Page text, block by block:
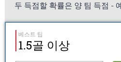
두 득점할 확률은 양 팀 득점 -
베스트 팁
1.5골 이상